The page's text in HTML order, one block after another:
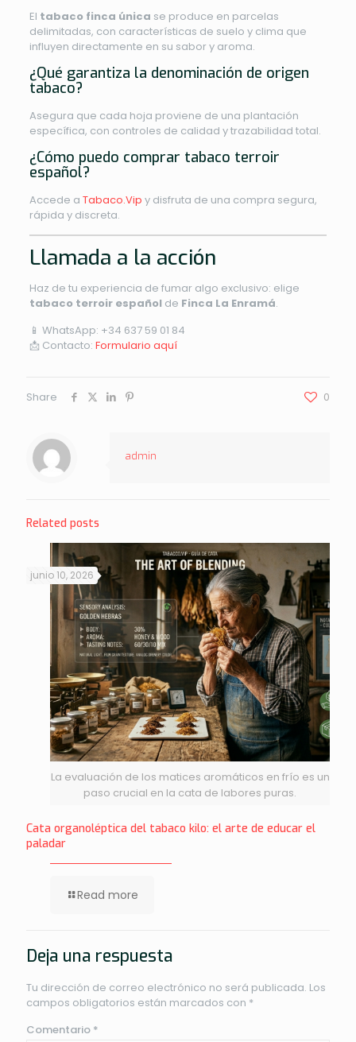
El tabaco finca única se produce en parcelas
delimitadas, con características de suelo y clima que
influyen directamente en su sabor y aroma.
¿Qué garantiza la denominación de origen
tabaco?
Asegura que cada hoja proviene de una plantación
específica, con controles de calidad y trazabilidad total.
¿Cómo puedo comprar tabaco terroir
español?
Accede a Tabaco.Vip y disfruta de una compra segura,
rápida y discreta.
Llamada a la acción
Haz de tu experiencia de fumar algo exclusivo: elige
tabaco terroir españolde Finca La Enramá.
📱 WhatsApp: +34 637 59 01 84
📩 Contacto: Formulario aquí
Share 0
admin
Related posts
La evaluación de los matices aromáticos en frío es un
paso crucial en la cata de labores puras.
junio 10, 2026
Cata organoléptica del tabaco kilo: el arte de educar el
paladar
Read more
Deja una respuesta
Tu dirección de correo electrónico no será publicada. Los
campos obligatorios están marcados con *
Comentario *